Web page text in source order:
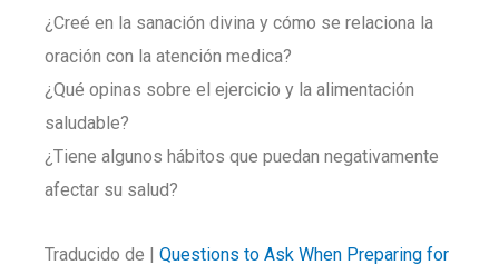
¿Creé en la sanación divina y cómo se relaciona la
oración con la atención medica?
¿Qué opinas sobre el ejercicio y la alimentación
saludable?
¿Tiene algunos hábitos que puedan negativamente
afectar su salud?
Traducido de | Questions to Ask When Preparing for